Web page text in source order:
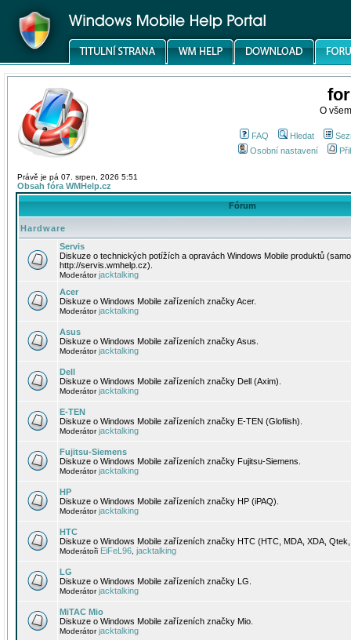
O
FAQ Hledat
Osobní nastavení
Právě je pá 07. srpen, 2026 5:51
Obsah fóra WMHelp.cz
Fórum
Hardware
Servis
Diskuze o technických potížích a opravách Windows Mobile produktů
http://servis.wmhelp.cz).
Moderátorjacktalking
Acer
Diskuze o Windows Mobile zařízeních značky Acer.
Moderátorjacktalking
Asus
Diskuze o Windows Mobile zařízeních značky Asus.
Moderátorjacktalking
Dell
Diskuze o Windows Mobile zařízeních značky Dell (Axim).
Moderátorjacktalking
E-TEN
Diskuze o Windows Mobile zařízeních značky E-TEN (Glofiish).
Moderátorjacktalking
Fujitsu-Siemens
Diskuze o Windows Mobile zařízeních značky Fujitsu-Siemens.
Moderátorjacktalking
HP
Diskuze o Windows Mobile zařízeních značky HP (iPAQ).
Moderátorjacktalking
HTC
Diskuze o Windows Mobile zařízeních značky HTC (HTC, MDA, XDA,
Moderátoři EiFeL96 jacktalking
LG
Diskuze o Windows Mobile zařízeních značky LG.
Moderátorjacktalking
MiTAC Mio
Diskuze o Windows Mobile zařízeních značky Mio.
Moderátorjacktalking